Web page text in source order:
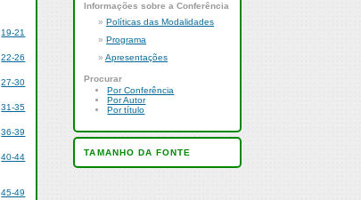
Informações sobre a Conferência
»Políticas das Modalidades
»Programa
»Apresentações
Procurar
Por Conferência
Por Autor
Por título
TAMANHO DA FONTE
19-21
22-26
27-30
31-35
36-39
40-44
45-49